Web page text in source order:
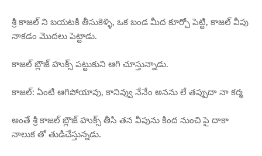
శ్రీ కాజల్ ని బయటకి తీసుకెళ్ళి, ఒక బండ మీద కూర్చో పెట్టి, కాజల్ వీపు
నాకడం మొదలు పెట్టాడు.
కాజల్ బ్లౌజ్ హుక్స్ పట్టుకుని ఆగి చూస్తున్నాడు.
కాజల్: ఏంటి ఆగిపోయావు, కానివ్వు నేనేం అనను లే తప్పుదా నా కర్మ
అంతే శ్రీ కాజల్ బ్లౌజ్ హుక్స్ తీసి తన వీపును కింద నుంచి పై దాకా
నాలుక తో తుడిచేస్తున్నడు.